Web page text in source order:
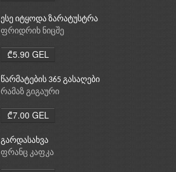
ესე იტყოდა ზარატუსტრა
ფრიდრიხ ნიცშე
₾5.90 GEL
წარმატების 365 გასაღები
რამაზ გიგაური
₾7.00 GEL
გარდასახვა
ფრანც კაფკა